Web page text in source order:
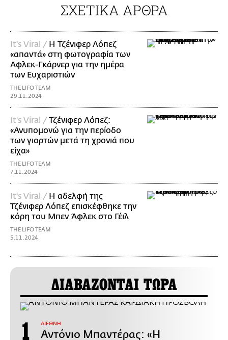
ΣΧΕΤΙΚΑ ΑΡΘΡΑ
It's Viral / Η Τζένιφερ Λόπεζ
«απαντά» στη φωτογραφία των
Αφλεκ-Γκάρνερ για την ημέρα
των Ευχαριστιών
THE LIFO TEAM
29.11.2024
It's Viral /Τζένιφερ Λόπεζ:
«Ανυπομονώ για την περίοδο
των γιορτών μετά τη χρονιά που
είχα»
THE LIFO TEAM
7.11.2024
It's Viral / Η αδελφή της
Τζένιφερ Λόπεζ επισκέφθηκε την
κόρη του Μπεν Άφλεκ στο Γέιλ
THE LIFO TEAM
5.11.2024
ΔΙΑΒΑΖΟΝΤΑΙ ΤΩΡΑ
ΔΙΕΘΝΗ
Αντόνιο Μπαντέρας: «Η